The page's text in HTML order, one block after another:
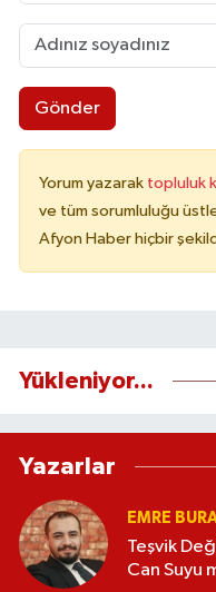
Gönder
Yorum yazarak topluluk
ve tüm sorumluluğu
Afyon Haber hiçbir
Yükleniyor...
Yazarlar
EMRE
Teşvik
Can Suyu